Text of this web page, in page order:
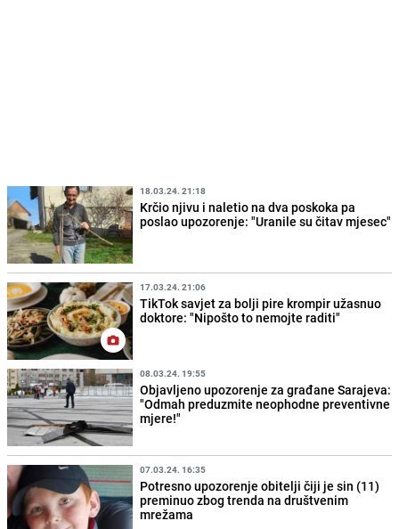
18.03.24. 21:18
Krčio njivu i naletio na dva poskoka pa
poslao upozorenje: "Uranile su čitav mjesec"
17.03.24. 21:06
TikTok savjet za bolji pire krompir užasnuo
doktore: "Nipošto to nemojte raditi"
08.03.24. 19:55
Objavljeno upozorenje za građane Sarajeva:
"Odmah preduzmite neophodne preventivne
mjere!"
07.03.24. 16:35
Potresno upozorenje obitelji čiji je sin (11)
preminuo zbog trenda na društvenim
mrežama